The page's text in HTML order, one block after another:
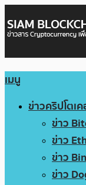
เมนู
ข่าวคริปโตเ
ข่าว
ข่าว
ข่าว
ข่าว